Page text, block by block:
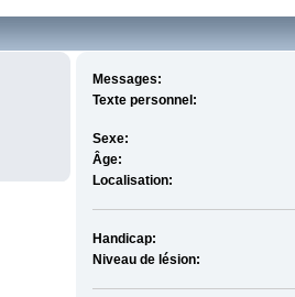
Messages:
Texte personnel:
Sexe:
Âge:
Localisation:
Handicap:
Niveau de lésion: